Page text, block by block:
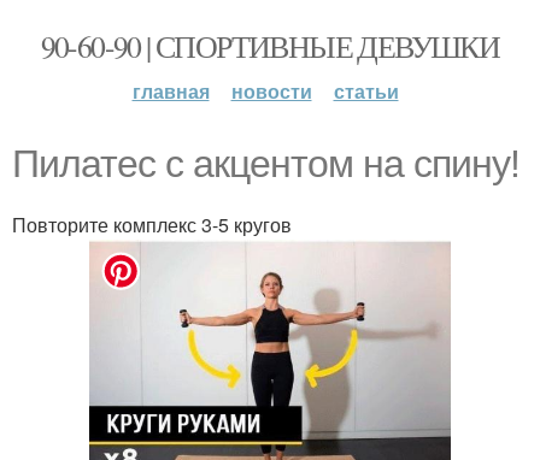
90-60-90 | СПОРТИВНЫЕ ДЕВУШКИ
главная новости статьи
Пилатес с акцентом на спину!
Повторите комплекс 3-5 кругов